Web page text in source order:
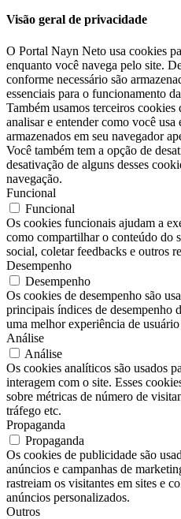
Visão geral de privacidade
O Portal Nayn Neto usa cookies
enquanto você navega pelo site.
conforme necessário são
essenciais para o funcionamento
Também usamos terceiros cookies
analisar e entender como você usa
armazenados em seu navegador
Você também tem a opção de
desativação de alguns desses
navegação.
Funcional
Funcional
Os cookies funcionais ajudam a
como compartilhar o conteúdo do
social, coletar feedbacks e outros
Desempenho
Desempenho
Os cookies de desempenho são
principais índices de desempenho
uma melhor experiência de
Análise
Análise
Os cookies analíticos são usados
interagem com o site. Esses
sobre métricas de número de
tráfego etc.
Propaganda
Propaganda
Os cookies de publicidade são
anúncios e campanhas de
rastreiam os visitantes em sites e
anúncios personalizados.
Outros